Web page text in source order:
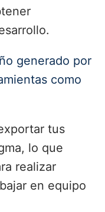
generado por
como
tus
lo que
realizar
en equipo